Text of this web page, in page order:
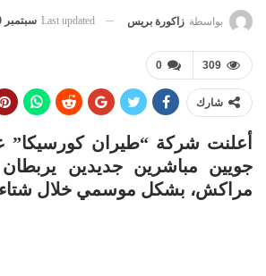
بواسطة زاكورة بريس Last updated سبتمبر 10, 2025
0 309
شارك
أعلنت شركة “طيران
جويين مباشرين جديدين يربطان
مراكش، بشكل موسمي خلال شتاء 2026.